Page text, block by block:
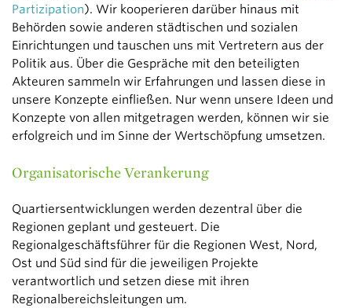
Partizipation). Wir kooperieren darüber hinaus mit
Behörden sowie anderen städtischen und sozialen
Einrichtungen und tauschen uns mit Vertretern aus der
Politik aus. Über die Gespräche mit den beteiligten
Akteuren sammeln wir Erfahrungen und lassen diese in
unsere Konzepte einfließen. Nur wenn unsere Ideen und
Konzepte von allen mitgetragen werden, können wir sie
erfolgreich und im Sinne der Wertschöpfung umsetzen.
Organisatorische Verankerung
Quartiersentwicklungen werden dezentral über die
Regionen geplant und gesteuert. Die
Regionalgeschäftsführer für die Regionen West, Nord,
Ost und Süd sind für die jeweiligen Projekte
verantwortlich und setzen diese mit ihren
Regionalbereichsleitungen um.